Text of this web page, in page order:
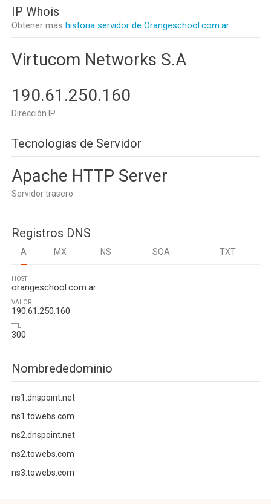
IP Whois
Obtener más historia servidor de Orangeschool.com.ar
Virtucom Networks S.A
190.61.250.160
Dirección IP
Tecnologias de Servidor
Apache HTTP Server
Servidor trasero
Registros DNS
A MX NS SOA TXT
HOST
orangeschool.com.ar
VALOR
190.61.250.160
TTL
300
Nombrededominio
ns1.dnspoint.net
ns1.towebs.com
ns2.dnspoint.net
ns2.towebs.com
ns3.towebs.com